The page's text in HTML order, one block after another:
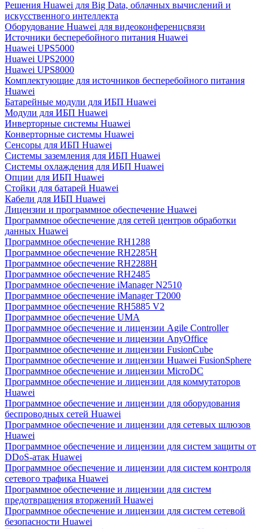
Решения Huawei для Big Data, облачных вычислений и
искусственного интеллекта
Оборудование Huawei для видеоконференцсвязи
Источники бесперебойного питания Huawei
Huawei UPS5000
Huawei UPS2000
Huawei UPS8000
Комплектующие для источников бесперебойного питания
Huawei
Батарейные модули для ИБП Huawei
Модули для ИБП Huawei
Инверторные системы Huawei
Конверторные системы Huawei
Сенсоры для ИБП Huawei
Системы заземления для ИБП Huawei
Системы охлаждения для ИБП Huawei
Опции для ИБП Huawei
Стойки для батарей Huawei
Кабели для ИБП Huawei
Лицензии и программное обеспечение Huawei
Программное обеспечение для сетей центров обработки
данных Huawei
Программное обеспечение RH1288
Программное обеспечение RH2285H
Программное обеспечение RH2288H
Программное обеспечение RH2485
Программное обеспечение iManager N2510
Программное обеспечение iManager T2000
Программное обеспечение RH5885 V2
Программное обеспечение UMA
Программное обеспечение и лицензии Agile Controller
Программное обеспечение и лицензии AnyOffice
Программное обеспечение и лицензии FusionCube
Программное обеспечение и лицензии Huawei FusionSphere
Программное обеспечение и лицензии MicroDC
Программное обеспечение и лицензии для коммутаторов
Huawei
Программное обеспечение и лицензии для оборудования
беспроводных сетей Huawei
Программное обеспечение и лицензии для сетевых шлюзов
Huawei
Программное обеспечение и лицензии для систем защиты от
DDoS-атак Huawei
Программное обеспечение и лицензии для систем контроля
сетевого трафика Huawei
Программное обеспечение и лицензии для систем
предотвращения вторжений Huawei
Программное обеспечение и лицензии для систем сетевой
безопасности Huawei